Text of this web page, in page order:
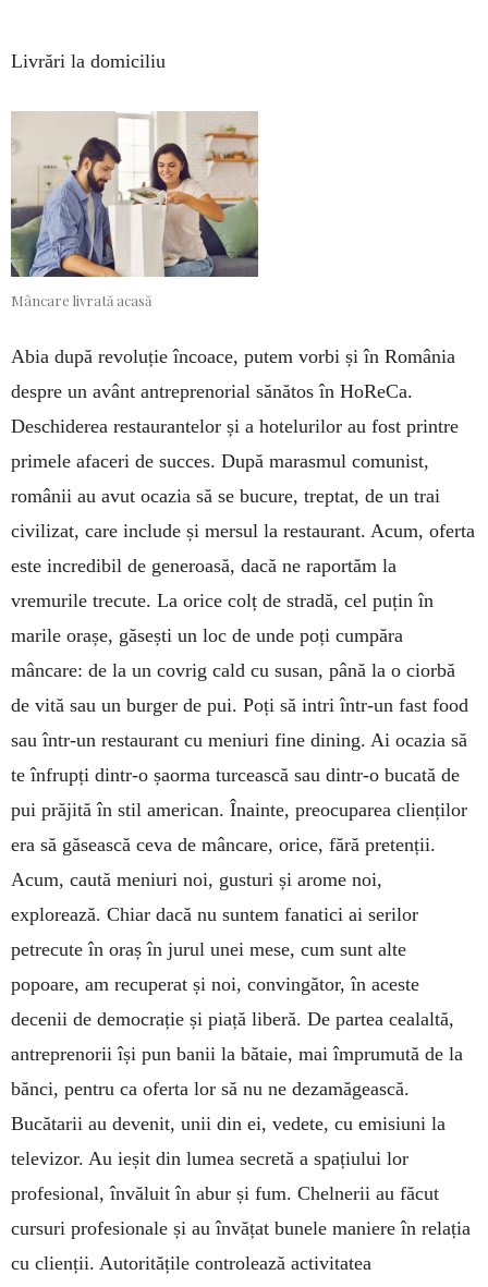
Livrări la domiciliu
Mâncare livrată acasă
Abia după revoluție încoace, putem vorbi și în România
despre un avânt antreprenorial sănătos în HoReCa.
Deschiderea restaurantelor și a hotelurilor au fost printre
primele afaceri de succes. După marasmul comunist,
românii au avut ocazia să se bucure, treptat, de un trai
civilizat, care include și mersul la restaurant. Acum, oferta
este incredibil de generoasă, dacă ne raportăm la
vremurile trecute. La orice colț de stradă, cel puțin în
marile orașe, găsești un loc de unde poți cumpăra
mâncare: de la un covrig cald cu susan, până la o ciorbă
de vită sau un burger de pui. Poți să intri într-un fast food
sau într-un restaurant cu meniuri fine dining. Ai ocazia să
te înfrupți dintr-o șaorma turcească sau dintr-o bucată de
pui prăjită în stil american. Înainte, preocuparea clienților
era să găsească ceva de mâncare, orice, fără pretenții.
Acum, caută meniuri noi, gusturi și arome noi,
explorează. Chiar dacă nu suntem fanatici ai serilor
petrecute în oraș în jurul unei mese, cum sunt alte
popoare, am recuperat și noi, convingător, în aceste
decenii de democrație și piață liberă. De partea cealaltă,
antreprenorii își pun banii la bătaie, mai împrumută de la
bănci, pentru ca oferta lor să nu ne dezamăgească.
Bucătarii au devenit, unii din ei, vedete, cu emisiuni la
televizor. Au ieșit din lumea secretă a spațiului lor
profesional, învăluit în abur și fum. Chelnerii au făcut
cursuri profesionale și au învățat bunele maniere în relația
cu clienții. Autoritățile controlează activitatea